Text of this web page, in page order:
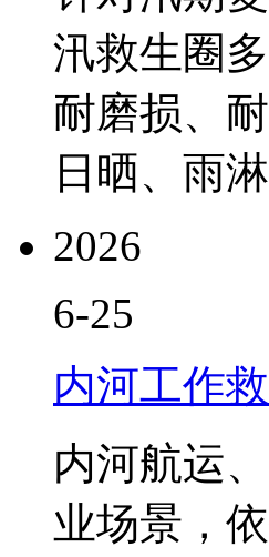
汛救生圈
耐磨损、
日晒、雨
2026
6-25
内河工作
内河航运
业场景，